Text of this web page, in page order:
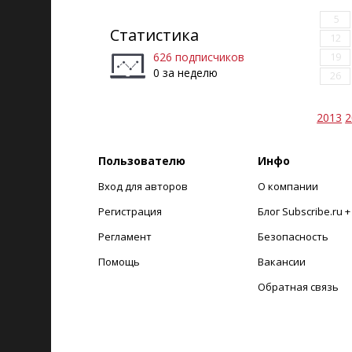
Статистика
626 подписчиков
0 за неделю
5
12
19
26
2013
Пользователю
Вход для авторов
Регистрация
Регламент
Помощь
Инфо
О компании
Блог Subscribe.ru +
Безопасность
Вакансии
Обратная связь